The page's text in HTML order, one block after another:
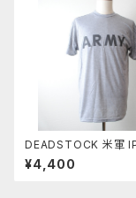
DEADSTOCK 米軍
MY Tシャツ Mサイズ
¥4,400